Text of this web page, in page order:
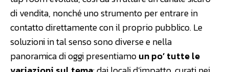
di vendita, nonché uno strumento per entrare in
contatto direttamente con il proprio pubblico. Le
soluzioni in tal senso sono diverse e nella
panoramica di oggi presentiamoun po’ tutte le